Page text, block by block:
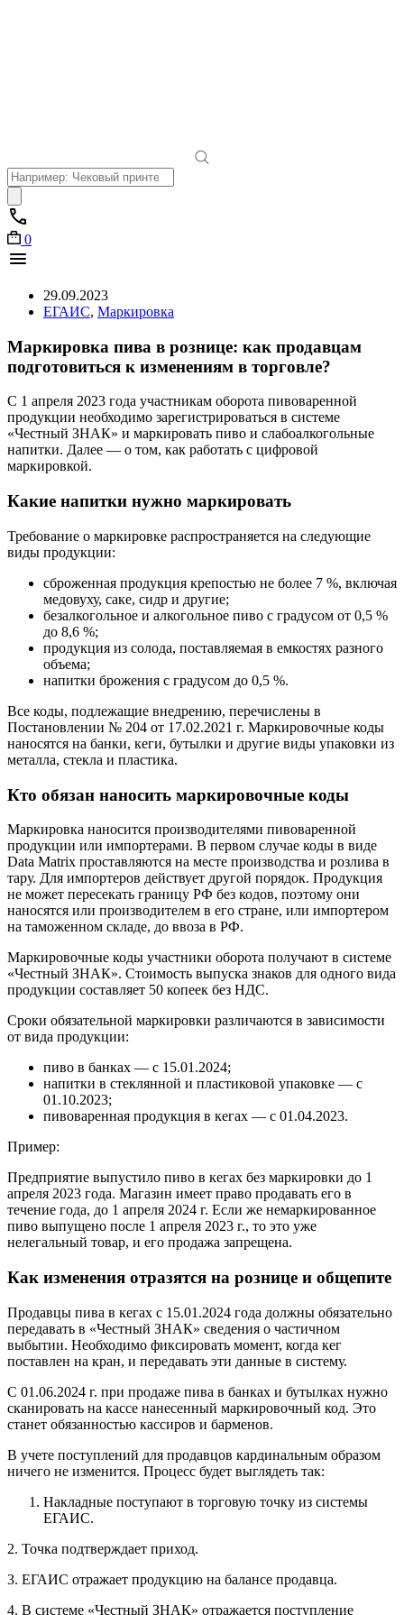
Поиск
товаров
0
29.09.2023
ЕГАИС, Маркировка
Маркировка пива в рознице: как продавцам
подготовиться к изменениям в торговле?
С 1 апреля 2023 года участникам оборота пивоваренной
продукции необходимо зарегистрироваться в системе
«Честный ЗНАК» и маркировать пиво и слабоалкогольные
напитки. Далее — о том, как работать с цифровой
маркировкой.
Какие напитки нужно маркировать
Требование о маркировке распространяется на следующие
виды продукции:
сброженная продукция крепостью не более 7 %, включая
медовуху, саке, сидр и другие;
безалкогольное и алкогольное пиво с градусом от 0,5 %
до 8,6 %;
продукция из солода, поставляемая в емкостях разного
объема;
напитки брожения с градусом до 0,5 %.
Все коды, подлежащие внедрению, перечислены в
Постановлении № 204 от 17.02.2021 г. Маркировочные коды
наносятся на банки, кеги, бутылки и другие виды упаковки из
металла, стекла и пластика.
Кто обязан наносить маркировочные коды
Маркировка наносится производителями пивоваренной
продукции или импортерами. В первом случае коды в виде
Data Matrix проставляются на месте производства и розлива в
тару. Для импортеров действует другой порядок. Продукция
не может пересекать границу РФ без кодов, поэтому они
наносятся или производителем в его стране, или импортером
на таможенном складе, до ввоза в РФ.
Маркировочные коды участники оборота получают в системе
«Честный ЗНАК». Стоимость выпуска знаков для одного вида
продукции составляет 50 копеек без НДС.
Сроки обязательной маркировки различаются в зависимости
от вида продукции:
пиво в банках — с 15.01.2024;
напитки в стеклянной и пластиковой упаковке — с
01.10.2023;
пивоваренная продукция в кегах — с 01.04.2023.
Пример:
Предприятие выпустило пиво в кегах без маркировки до 1
апреля 2023 года. Магазин имеет право продавать его в
течение года, до 1 апреля 2024 г. Если же немаркированное
пиво выпущено после 1 апреля 2023 г., то это уже
нелегальный товар, и его продажа запрещена.
Как изменения отразятся на рознице и общепите
Продавцы пива в кегах с 15.01.2024 года должны обязательно
передавать в «Честный ЗНАК» сведения о частичном
выбытии. Необходимо фиксировать момент, когда кег
поставлен на кран, и передавать эти данные в систему.
С 01.06.2024 г. при продаже пива в банках и бутылках нужно
сканировать на кассе нанесенный маркировочный код. Это
станет обязанностью кассиров и барменов.
В учете поступлений для продавцов кардинальным образом
ничего не изменится. Процесс будет выглядеть так:
Накладные поступают в торговую точку из системы
ЕГАИС.
2. Точка подтверждает приход.
3. ЕГАИС отражает продукцию на балансе продавца.
4. В системе «Честный ЗНАК» отражается поступление